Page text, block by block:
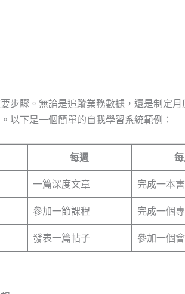
步驟。無論是追蹤業務數據，還是制定月
以下是一個簡單的自我學習系統範例：
每週 每
一篇深度文章 完成一本書
參加一節課程 完成一個
發表一篇帖子 參加一個